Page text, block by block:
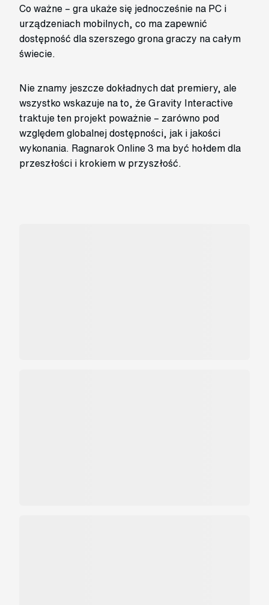
Co ważne – gra ukaże się jednocześnie na PC i
urządzeniach mobilnych, co ma zapewnić
dostępność dla szerszego grona graczy na całym
świecie.
Nie znamy jeszcze dokładnych dat premiery, ale
wszystko wskazuje na to, że Gravity Interactive
traktuje ten projekt poważnie – zarówno pod
względem globalnej dostępności, jak i jakości
wykonania. Ragnarok Online 3 ma być hołdem dla
przeszłości i krokiem w przyszłość.